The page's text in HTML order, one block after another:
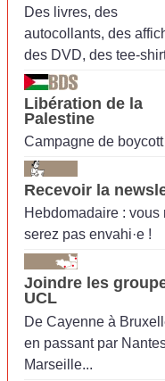
Des livres, des
autocollants, des
des DVD, des tee-
Libération de la
Palestine
Campagne de boycott
Recevoir la
Hebdomadaire : vous
serez pas envahi·e !
Joindre les
UCL
De Cayenne à
en passant par
Marseille...